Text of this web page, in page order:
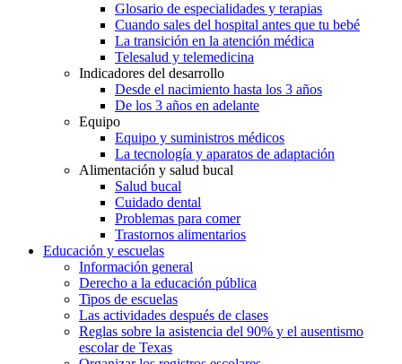
Glosario de especialidades y terapias
Cuando sales del hospital antes que tu bebé
La transición en la atención médica
Telesalud y telemedicina
Indicadores del desarrollo
Desde el nacimiento hasta los 3 años
De los 3 años en adelante
Equipo
Equipo y suministros médicos
La tecnología y aparatos de adaptación
Alimentación y salud bucal
Salud bucal
Cuidado dental
Problemas para comer
Trastornos alimentarios
Educación y escuelas
Información general
Derecho a la educación pública
Tipos de escuelas
Las actividades después de clases
Reglas sobre la asistencia del 90% y el ausentismo
escolar de Texas